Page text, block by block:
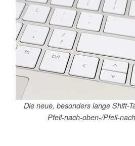
Die neue, besonders lange Shift-
Pfeil-nach-oben-/Pfeil-